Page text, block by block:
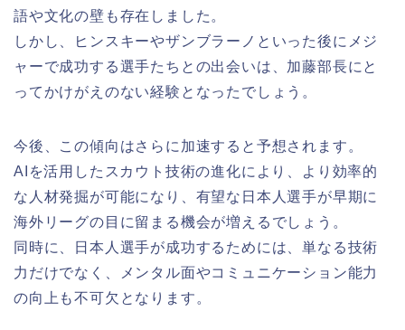
語や文化の壁も存在しました。
しかし、ヒンスキーやザンブラーノといった後にメジ
ャーで成功する選手たちとの出会いは、加藤部長にと
ってかけがえのない経験となったでしょう。
今後、この傾向はさらに加速すると予想されます。
AIを活用したスカウト技術の進化により、より効率的
な人材発掘が可能になり、有望な日本人選手が早期に
海外リーグの目に留まる機会が増えるでしょう。
同時に、日本人選手が成功するためには、単なる技術
力だけでなく、メンタル面やコミュニケーション能力
の向上も不可欠となります。